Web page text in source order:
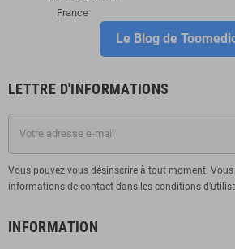
France
Le Blog de
LETTRE D'INFORMATIONS
Vous pouvez vous désinscrire à tout moment.
informations de contact dans les conditions
INFORMATION